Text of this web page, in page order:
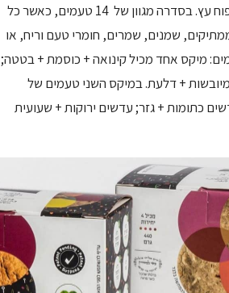
שונים, שעועית מש, בננה, גזר, דלעת, תאנים, בטטה, סלק, תמר ותפוח עץ. בסדרה מגוון של 14 טעמים, כאשר כל
שמנים, שמרים, חומרי טעם וריח, או
מיקס אחד מכיל קינואה + כוסמת + בטטה;
+ דלעת. במיקס השני טעמים של
כתומות + גזר; עדשים ירוקות + שעועית